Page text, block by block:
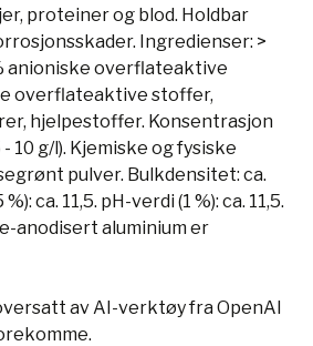
proteiner og blod. Holdbar
Ingredienser: >
anioniske overflateaktive
overflateaktive stoffer,
hjelpestoffer. Konsentrasjon
- 10 g/l). Kjemiske og fysiske
pulver. Bulkdensitet: ca.
ca. 11,5. pH-verdi (1 %): ca. 11,5.
anodisert aluminium er
av AI-verktøy fra OpenAI